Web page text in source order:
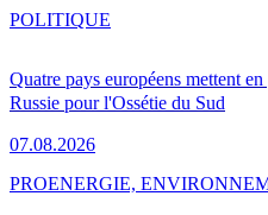
Quatre pays européens mettent
Russie pour l'Ossétie du Sud
07.08.2026
POLITIQUE
PROENERGIE,